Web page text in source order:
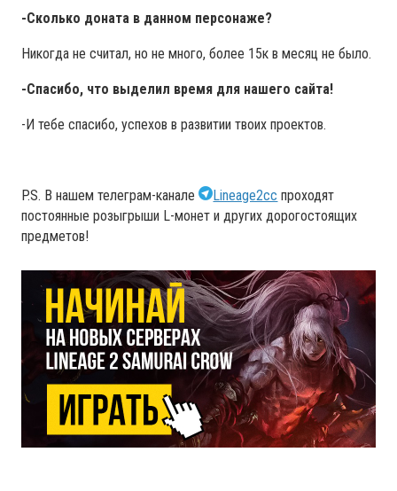
-Сколько доната в данном персонаже?
Никогда не считал, но не много, более 15к в месяц не было.
-Спасибо, что выделил время для нашего сайта!
-И тебе спасибо, успехов в развитии твоих проектов.
P.S. В нашем телеграм-канале Lineage2cc проходят
постоянные розыгрыши L-монет и других дорогостоящих
предметов!